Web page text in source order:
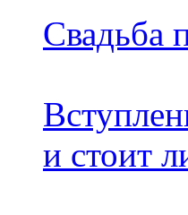
Свадьба
и стоит